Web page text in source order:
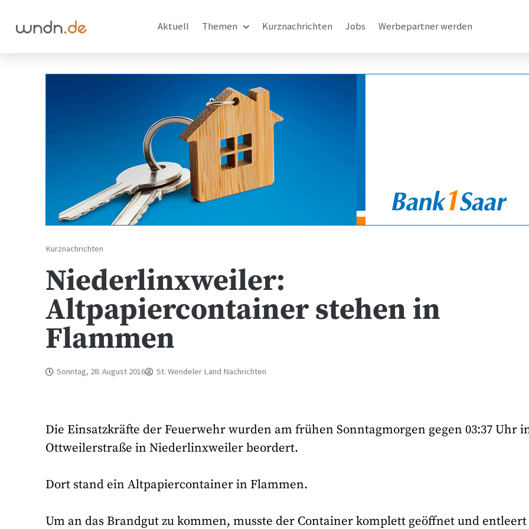
Aktuell Themen Kurznachrichten Jobs Werbepartner werden
Kurznachrichten
Niederlinxweiler:
Altpapiercontainer stehen in
Flammen
Sonntag, 28. August 2016 St. Wendeler Land Nachrichten
Die Einsatzkräfte der Feuerwehr wurden am frühen Sonntagmorgen gegen 03:37 Uhr
Ottweilerstraße in Niederlinxweiler beordert.
Dort stand ein Altpapiercontainer in Flammen.
Um an das Brandgut zu kommen, musste der Container komplett geöffnet und entleert